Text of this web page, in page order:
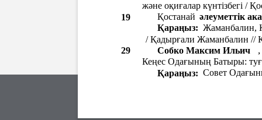
жəне оқиғалар күнтізбегі /
19
Қостанай əлеуметтік
Қараңыз: Жаманбалин,
/ Қадырғали Жаманбалин //
29
Собко Максим Ильич
Кеңес Одағының Батыры:
Қараңыз: Совет